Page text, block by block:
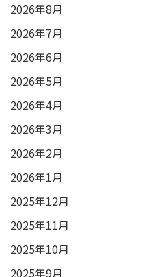
2026年8月
2026年7月
2026年6月
2026年5月
2026年4月
2026年3月
2026年2月
2026年1月
2025年12月
2025年11月
2025年10月
2025年9月